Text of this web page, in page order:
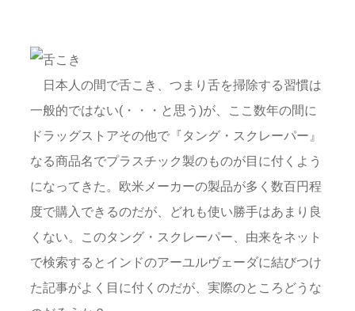
日本人の間で舌こき、つまり舌を掃除する習慣は
一般的ではない(・・・と思う)が、ここ数年の間に
ドラッグストアその他で『タング・スクレーパー』
なる商品名でプラスチック製のものが目に付くよう
になってきた。欧米メーカーの製品が多く数百円程
度で購入できるのだが、どれも使い勝手はあまり良
くない。このタング・スクレーパー、由来をネット
で検索するとインドのアーユルヴェーダに結びつけ
た記事がよく目に付くのだが、実際のところどうな